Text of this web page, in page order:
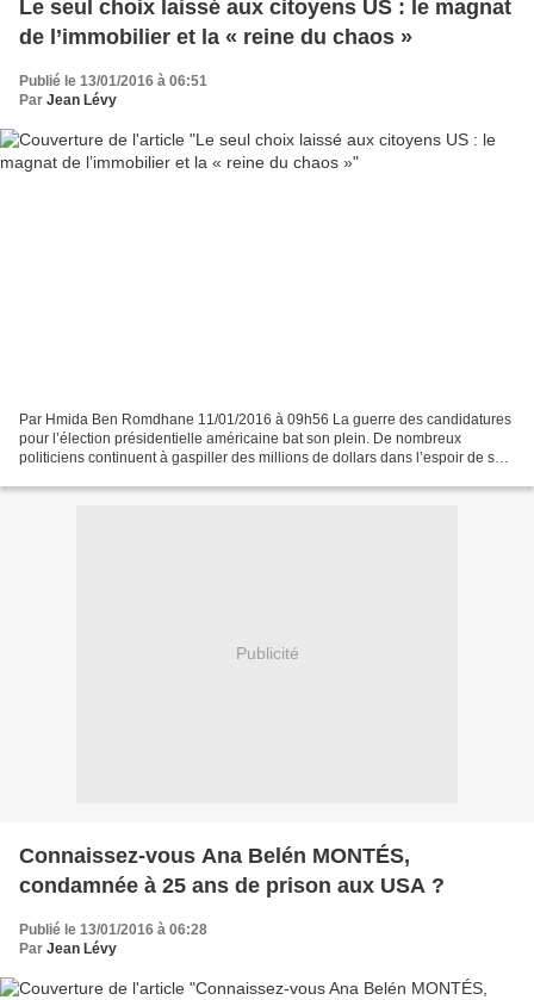
Le seul choix laissé aux citoyens US : le magnat
de l’immobilier et la « reine du chaos »
Publié le 13/01/2016 à 06:51
Par Jean Lévy
Par Hmida Ben Romdhane 11/01/2016 à 09h56 La guerre des candidatures
pour l’élection présidentielle américaine bat son plein. De nombreux
politiciens continuent à gaspiller des millions de dollars dans l’espoir de se
Publicité
Connaissez-vous Ana Belén MONTÉS,
condamnée à 25 ans de prison aux USA ?
Publié le 13/01/2016 à 06:28
Par Jean Lévy